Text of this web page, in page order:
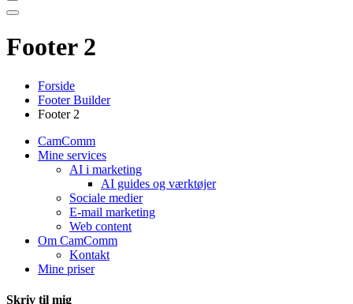
Footer 2
Forside
Footer Builder
Footer 2
CamComm
Mine services
AI i marketing
AI guides og værktøjer
Sociale medier
E-mail marketing
Web content
Om CamComm
Kontakt
Mine priser
Skriv til mig